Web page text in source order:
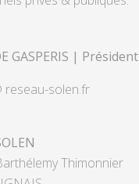
GASPERIS | Président
reseau-solen.fr
Thimonnier